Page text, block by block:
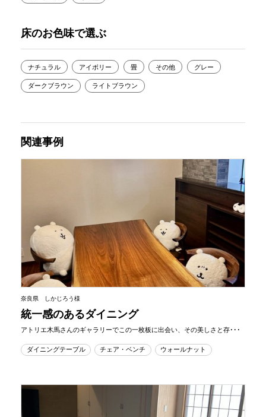
床のお色味で選ぶ
ナチュラル アイボリー 畳 その他 グレー
ダークブラウン ライトブラウン
関連事例
奈良県 しかじろう様
統一感のあるダイニング
アトリエ木馬さんのギャラリーでこの一枚板に出会い、その美しさと存･･･
ダイニングテーブル チェア・ベンチ ウォールナット